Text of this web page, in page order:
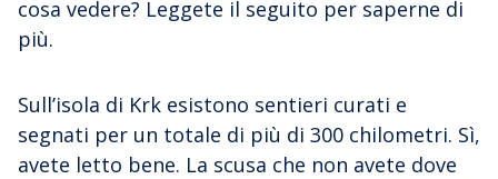
cosa vedere? Leggete il seguito per saperne di
più.
Sull’isola di Krk esistono sentieri curati e
segnati per un totale di più di 300 chilometri. Sì,
avete letto bene. La scusa che non avete dove